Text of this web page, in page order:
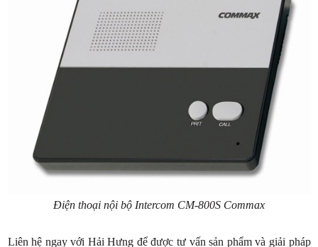
Điện thoại nội bộ Intercom CM-800S Commax
Liên hệ ngay với Hải Hưng để được tư vấn sản phẩm và giải pháp